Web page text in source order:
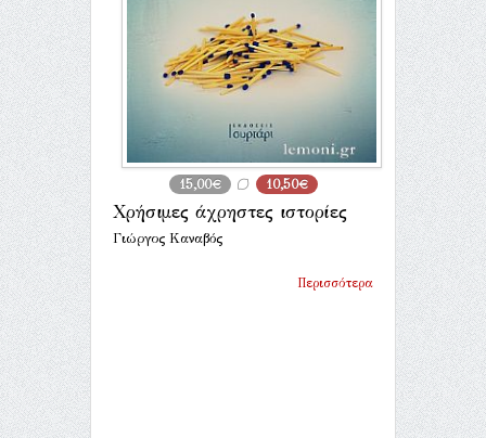
15,00€ 10,50€
Χρήσιμες άχρηστες ιστορίες
Γιώργος Καναβός
Περισσότερα